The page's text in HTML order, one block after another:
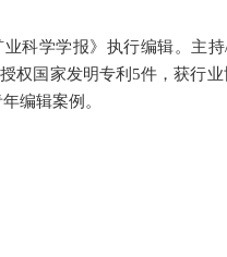
科学学报》执行编辑。主
权国家发明专利5件，获行业
编辑案例。